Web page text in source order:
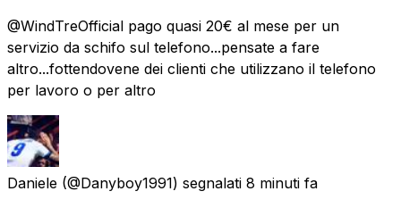
@WindTreOfficial pago quasi 20€ al mese per un
servizio da schifo sul telefono...pensate a fare
altro...fottendovene dei clienti che utilizzano il telefono
per lavoro o per altro
Daniele (@Danyboy1991) segnalati 8 minuti fa